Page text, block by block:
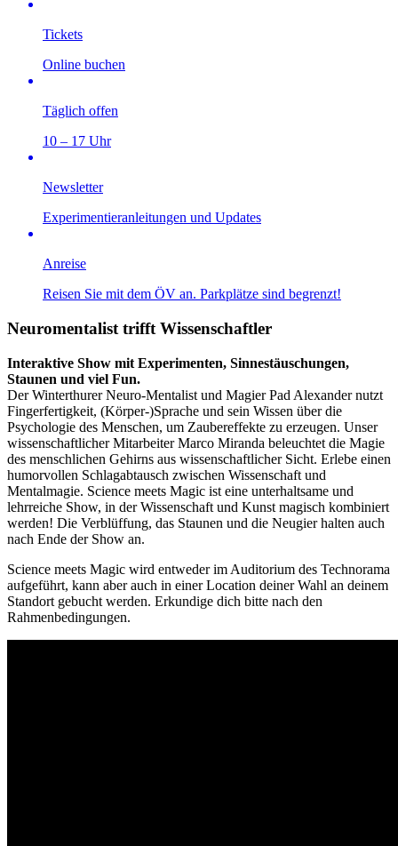
Tickets
Online buchen
Täglich offen
10 – 17 Uhr
Newsletter
Experimentieranleitungen und Updates
Anreise
Reisen Sie mit dem ÖV an. Parkplätze sind begrenzt!
Neuromentalist trifft Wissenschaftler
Interaktive Show mit Experimenten, Sinnestäuschungen,
Staunen und viel Fun.
Der Winterthurer Neuro-Mentalist und Magier Pad Alexander nutzt
Fingerfertigkeit, (Körper-)Sprache und sein Wissen über die
Psychologie des Menschen, um Zaubereffekte zu erzeugen. Unser
wissenschaftlicher Mitarbeiter Marco Miranda beleuchtet die Magie
des menschlichen Gehirns aus wissenschaftlicher Sicht. Erlebe einen
humorvollen Schlagabtausch zwischen Wissenschaft und
Mentalmagie. Science meets Magic ist eine unterhaltsame und
lehrreiche Show, in der Wissenschaft und Kunst magisch kombiniert
werden! Die Verblüffung, das Staunen und die Neugier halten auch
nach Ende der Show an.
Science meets Magic wird entweder im Auditorium des Technorama
aufgeführt, kann aber auch in einer Location deiner Wahl an deinem
Standort gebucht werden. Erkundige dich bitte nach den
Rahmenbedingungen.